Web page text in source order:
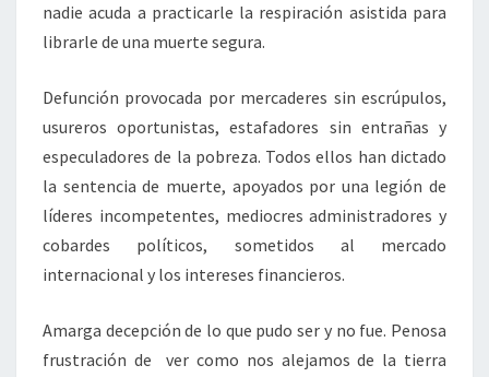
nadie acuda a practicarle la respiración asistida para
librarle de una muerte segura.
Defunción provocada por mercaderes sin escrúpulos,
usureros oportunistas, estafadores sin entrañas y
especuladores de la pobreza. Todos ellos han dictado
la sentencia de muerte, apoyados por una legión de
líderes incompetentes, mediocres administradores y
cobardes políticos, sometidos al mercado
internacional y los intereses financieros.
Amarga decepción de lo que pudo ser y no fue. Penosa
frustración de ver como nos alejamos de la tierra